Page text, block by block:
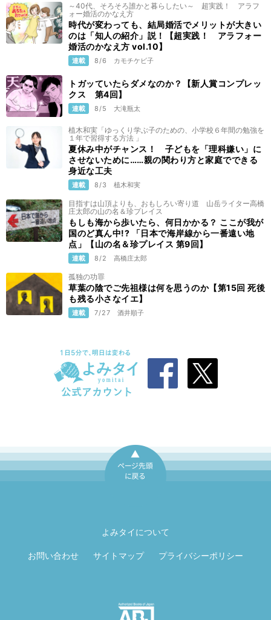
～40代、そろそろ誰かと暮らしたい～ 超実践！ アラフ
ォー婚活のかなえ方
時代が変わっても、結局婚活でメリットが大きい
のは「知人の紹介」説！【超実践！ アラフォー
婚活のかなえ方 vol.10】
連載 8/6 カモチケビ子
トガッていたらダメなのか？【新人賞コンプレッ
クス 第4回】
連載 8/5 大滝瓶太
植木和実「ゆっくり学ぶ子のための、小学校６年間の勉強を
１年で習得する方法 」
夏休み中がチャンス！ 子どもを「理科嫌い」に
させないために……親の関わり方と家庭でできる
身近な工夫
連載 8/3 植木和実
目指すは山頂よりも、おもしろい寄り道 山岳ライター高橋
庄太郎の山の名＆珍プレイス
もしも海から歩いたら、何日かかる？ ここが我が
国のど真ん中!? 「日本で海岸線から一番遠い地
点」【山の名＆珍プレイス 第9回】
連載 8/2 高橋庄太郎
孤独の功罪
草葉の陰でご先祖様は何を思うのか【第15回 死後
も残る小さなイエ】
連載 7/27 酒井順子
よみタイについて
お問い合わせ サイトマップ プライバシーポリシー